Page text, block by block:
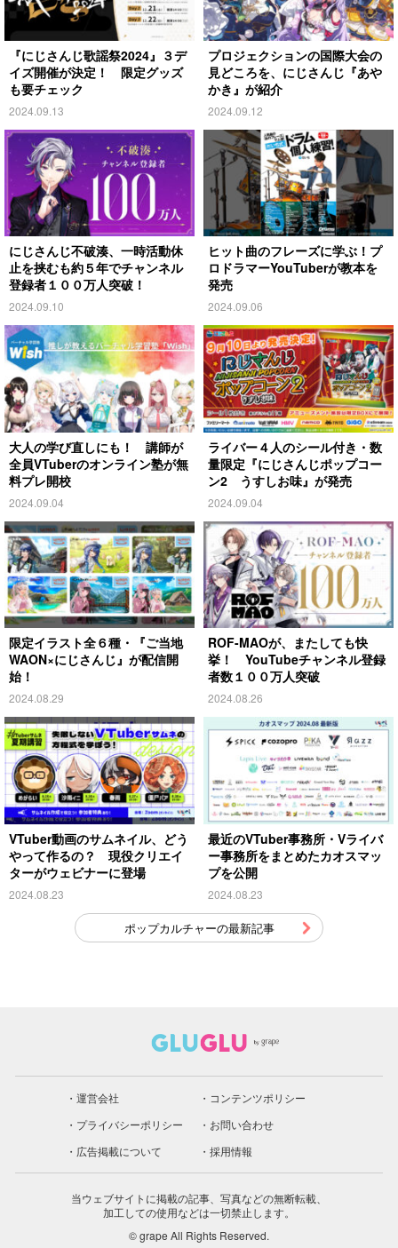
『にじさんじ歌謡祭2024』３デ
イズ開催が決定！ 限定グッズ
も要チェック
2024.09.13
プロジェクションの国際大会の
見どころを、にじさんじ『あや
かき』が紹介
2024.09.12
にじさんじ不破湊、一時活動休
止を挟むも約５年でチャンネル
登録者１００万人突破！
2024.09.10
ヒット曲のフレーズに学ぶ！プ
ロドラマーYouTuberが教本を
発売
2024.09.06
大人の学び直しにも！ 講師が
全員VTuberのオンライン塾が無
料プレ開校
2024.09.04
ライバー４人のシール付き・数
量限定『にじさんじポップコー
ン2 うすしお味』が発売
2024.09.04
限定イラスト全６種・『ご当地
WAON×にじさんじ』が配信開
始！
2024.08.29
ROF-MAOが、またしても快
挙！ YouTubeチャンネル登録
者数１００万人突破
2024.08.26
VTuber動画のサムネイル、どう
やって作るの？ 現役クリエイ
ターがウェビナーに登場
2024.08.23
最近のVTuber事務所・Vライバ
ー事務所をまとめたカオスマッ
プを公開
2024.08.23
ポップカルチャーの最新記事
運営会社
コンテンツポリシー
プライバシーポリシー
お問い合わせ
広告掲載について
採用情報
当ウェブサイトに掲載の記事、写真などの無断転載、
加工しての使用などは一切禁止します。
© grape All Rights Reserved.